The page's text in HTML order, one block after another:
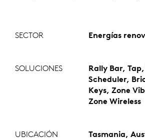
SECTOR Energías
SOLUCIONES
Rally Bar,
Scheduler,
Keys, Zone
Zone Wireless
UBICACIÓN Tasmania,